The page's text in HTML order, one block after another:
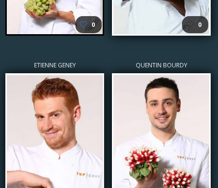
🤍 0 0
ETIENNE GENEY QUENTIN BOURDY